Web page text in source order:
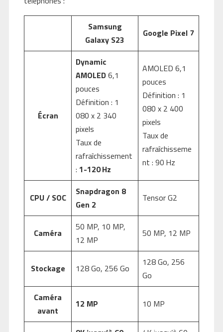
Samsung
Galaxy S23
Google Pixel 7
Écran
Dynamic
AMOLED6,1
pouces
Définition : 1
080 x 2 340
pixels
Taux de
rafraîchissement
: 1-120 Hz
AMOLED 6,1
pouces
Définition : 1
080 x 2 400
pixels
Taux de
rafraîchisseme
nt : 90 Hz
CPU / SOC
Snapdragon 8
Gen 2
Tensor G2
Caméra
50 MP, 10 MP,
12 MP
50 MP, 12 MP
Stockage 128 Go, 256 Go
128 Go, 256
Go
Caméra
avant
12 MP 10 MP